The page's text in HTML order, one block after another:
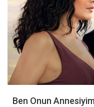
Filmovi
Glumci
Contact
Login
Register
Ben Onun